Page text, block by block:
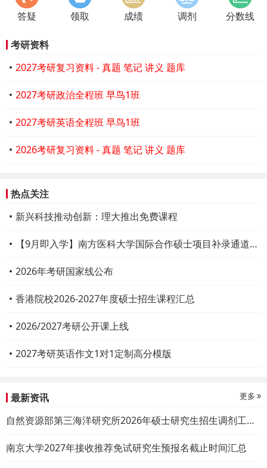
答疑 领取 成绩 调剂 分数线
考研资料
2027考研复习资料 - 真题 笔记 讲义 题库
2027考研政治全程班 早鸟1班
2027考研英语全程班 早鸟1班
2026考研复习资料 - 真题 笔记 讲义 题库
热点关注
新兴科技推动创新：理大推出免费课程
【9月即入学】南方医科大学国际合作硕士项目补录通道开启
2026年考研国家线公布
香港院校2026-2027年度硕士招生课程汇总
2026/2027考研公开课上线
2027考研英语作文1对1定制高分模版
最新资讯 更多
自然资源部第三海洋研究所2026年硕士研究生招生调剂工作办法
南京大学2027年接收推荐免试研究生预报名截止时间汇总